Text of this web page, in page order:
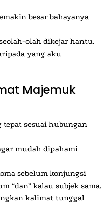
besar bahayanya
olah dikejar hantu.
yang aku
Majemuk
tepat sesuai hubungan
mudah dipahami
sebelum konjungsi
“dan” kalau subjek sama.
kalimat tunggal